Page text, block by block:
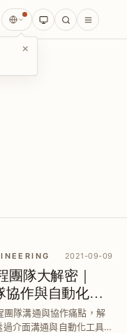
×
2021-09-09
團隊大解密｜
協作與自動化實
效率
團隊溝通與協作痛點，解
介面溝通與自動化工具